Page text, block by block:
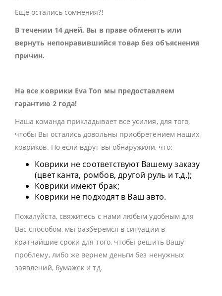
Еще остались сомнения?!
В течении 14 дней, Вы в праве обменять или
вернуть непонравившийся товар без объяснения
причин.
На все коврики Eva Ton мы предоставляем
гарантию 2 года!
Наша команда прикладывает все усилия, для того,
чтобы Вы остались довольны приобретением наших
ковриков. Но если вдруг вы обнаружили, что:
Коврики не соответствуют Вашему заказу
(цвет канта, ромбов, другой руль и т.д.);
Коврики имеют брак;
Коврики не подходят в Ваш авто.
Пожалуйста, свяжитесь с нами любым удобным для
Вас способом, мы разберемся в ситуации в
кратчайшие сроки для того, чтобы решить Вашу
проблему, либо же вернем деньги без ненужных
заявлений, бумажек и тд.